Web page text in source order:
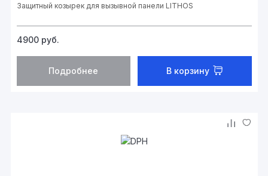
Защитный козырек для вызывной панели LITHOS
4900 руб.
Подробнее В корзину